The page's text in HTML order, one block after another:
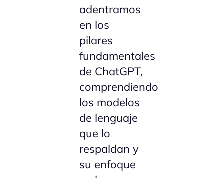
adentramos
en los
pilares
fundamentales
de ChatGPT,
comprendiendo
los modelos
de lenguaje
que lo
respaldan y
su enfoque